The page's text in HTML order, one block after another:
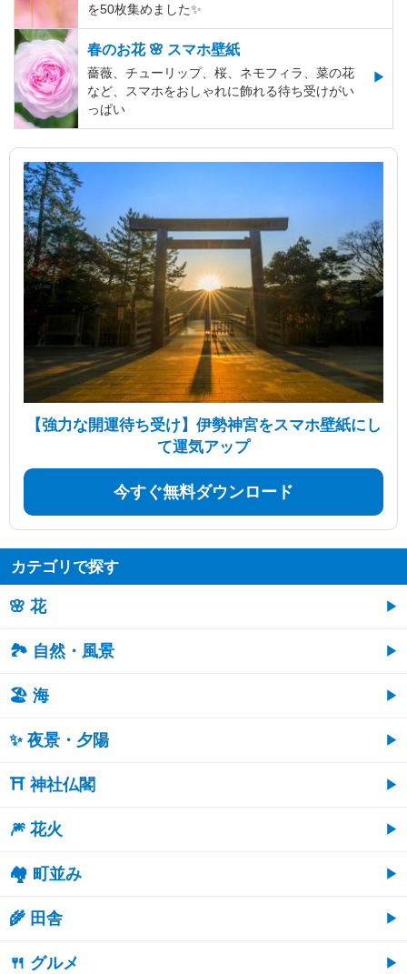
を50枚集めました✨️
春のお花 🌸 スマホ壁紙
薔薇、チューリップ、桜、ネモフィラ、菜の花
など、スマホをおしゃれに飾れる待ち受けがい
っぱい
【強力な開運待ち受け】伊勢神宮をスマホ壁紙にし
て運気アップ
今すぐ無料ダウンロード
カテゴリで探す
🌸 花
🏞️ 自然・風景
🏖 海
✨ 夜景・夕陽
⛩ 神社仏閣
🎆 花火
🏘 町並み
🌾 田舎
🍴 グルメ